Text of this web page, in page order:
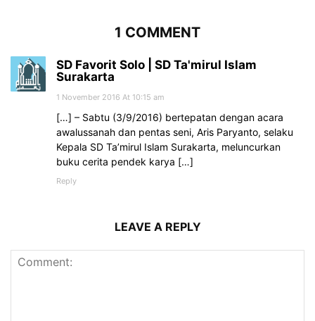
1 COMMENT
SD Favorit Solo | SD Ta'mirul Islam
Surakarta
1 November 2016 At 10:15 am
[…] – Sabtu (3/9/2016) bertepatan dengan acara
awalussanah dan pentas seni, Aris Paryanto, selaku
Kepala SD Ta’mirul Islam Surakarta, meluncurkan
buku cerita pendek karya […]
Reply
LEAVE A REPLY